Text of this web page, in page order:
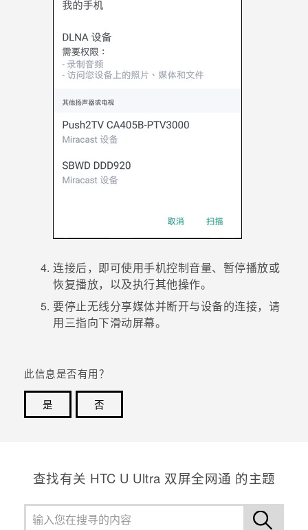
连接后，即可使用手机控制音量、暂停播放或
恢复播放，以及执行其他操作。
要停止无线分享媒体并断开与设备的连接，请
用三指向下滑动屏幕。
此信息是否有用？
是
否
查找有关 HTC U Ultra 双屏全网通 的主题